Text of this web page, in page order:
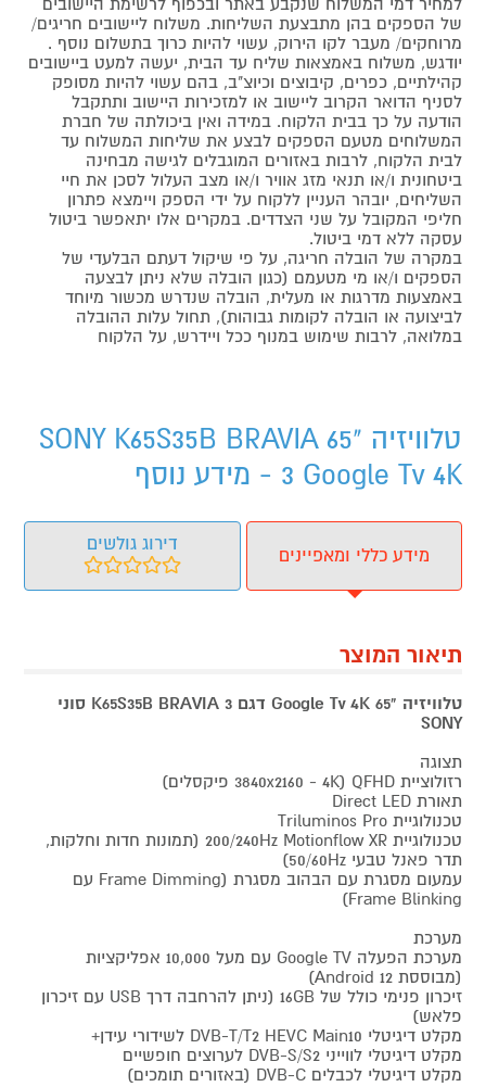
של הספקים בהן מתבצעת השליחות. משלוח ליישובים חריגים/
מרוחקים/ מעבר לקו הירוק, עשוי להיות כרוך בתשלום נוסף .
יודגש, משלוח באמצאות שליח עד הבית, יעשה למעט ביישובים
קהילתיים, כפרים, קיבוצים וכיוצ"ב, בהם עשוי להיות מסופק
לסניף הדואר הקרוב ליישוב או למזכירות היישוב ותתקבל
הודעה על כך בבית הלקוח. במידה ואין ביכולתה של חברת
המשלוחים מטעם הספקים לבצע את שליחות המשלוח עד
לבית הלקוח, לרבות באזורים המוגבלים לגישה מבחינה
ביטחונית ו/או תנאי מזג אוויר ו/או מצב העלול לסכן את חיי
השליחים, יובהר העניין ללקוח על ידי הספק ויימצא פתרון
חליפי המקובל על שני הצדדים. במקרים אלו יתאפשר ביטול
עסקה ללא דמי ביטול.
במקרה של הובלה חריגה, על פי שיקול דעתם הבלעדי של
הספקים ו/או מי מטעמם (כגון הובלה שלא ניתן לבצעה
באמצעות מדרגות או מעלית, הובלה שנדרש מכשור מיוחד
לביצועה או הובלה לקומות גבוהות), תחול עלות ההובלה
במלואה, לרבות שימוש במנוף ככל ויידרש, על הלקוח
טלוויזיה "65 SONY K65S35B BRAVIA
3 Google Tv 4K - מידע נוסף
מידע כללי ומאפיינים
דירוג גולשים
תיאור המוצר
טלוויזיה "65 Google Tv 4K דגם K65S35B BRAVIA 3 סוני
SONY
תצוגה
רזולוציית QFHD ‏(4K -‏ 3840x2160 פיקסלים)
תאורת Direct LED
טכנולוגיית Triluminos Pro
טכנולוגיית Motionflow XR ‏200/240Hz (תמונות חדות וחלקות,
תדר פאנל טבעי 50/60Hz)
עמעום מסגרת עם הבהוב מסגרת (Frame Dimming עם
Frame Blinking)
מערכת
מערכת הפעלה Google TV עם מעל 10,000 אפליקציות
(מבוססת Android 12)
זיכרון פנימי כולל של 16GB (ניתן להרחבה דרך USB עם זיכרון
פלאש)
מקלט דיגיטלי DVB-T/T2 HEVC Main10 לשידורי עידן+
מקלט דיגיטלי לווייני DVB-S/S2 לערוצים חופשיים
מקלט דיגיטלי לכבלים DVB-C (באזורים תומכים)